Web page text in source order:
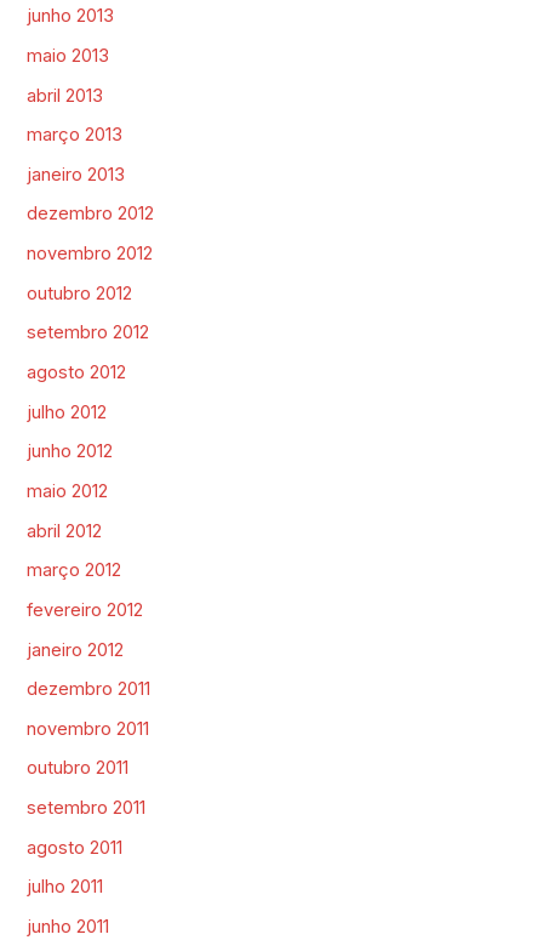
junho 2013
maio 2013
abril 2013
março 2013
janeiro 2013
dezembro 2012
novembro 2012
outubro 2012
setembro 2012
agosto 2012
julho 2012
junho 2012
maio 2012
abril 2012
março 2012
fevereiro 2012
janeiro 2012
dezembro 2011
novembro 2011
outubro 2011
setembro 2011
agosto 2011
julho 2011
junho 2011